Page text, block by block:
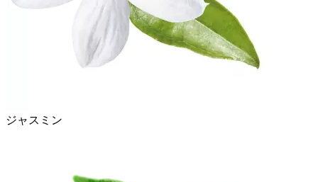
ジャスミン